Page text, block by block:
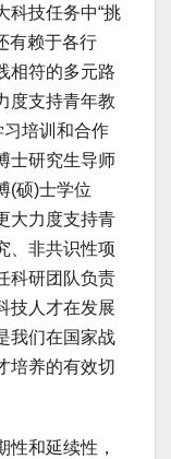
科技任务中“挑
有赖于各行
相符的多元路
度支持青年教
培训和合作
士研究生导师
(硕)士学位
大力度支持青
、非共识性项
科研团队负责
技人才在发展
我们在国家战
培养的有效切
和延续性，